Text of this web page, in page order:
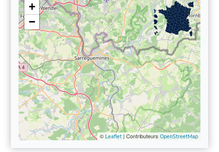
+
−
© Leaflet| Contributeurs OpenStreetMap